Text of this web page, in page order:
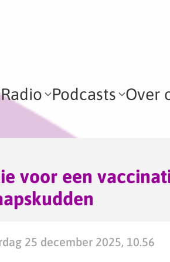
Radio Podcasts Over
voor een
25 december 2025, 10.56